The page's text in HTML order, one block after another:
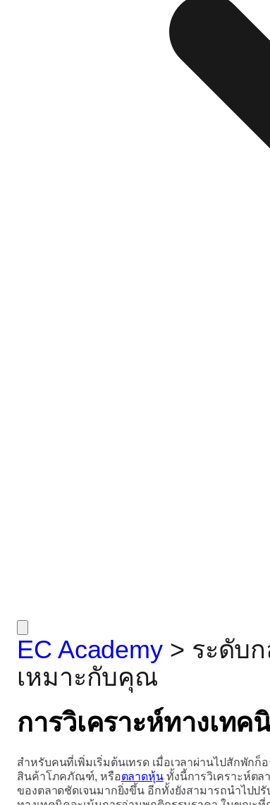
EC Academy > ระดับก
เหมาะกับคุณ
การวิเคราะห์ทางเท
สำหรับคนที่เพิ่มเริ่มต้นเทรด เมื่อเวลาผ่านไปสักพักก็
สินค้าโภคภัณฑ์, หรือตลาดหุ้นทั้งนี้การวิเคราะห์ตล
ของตลาดชัดเจนมากยิ่งขึ้น อีกทั้งยังสามารถนำไปป